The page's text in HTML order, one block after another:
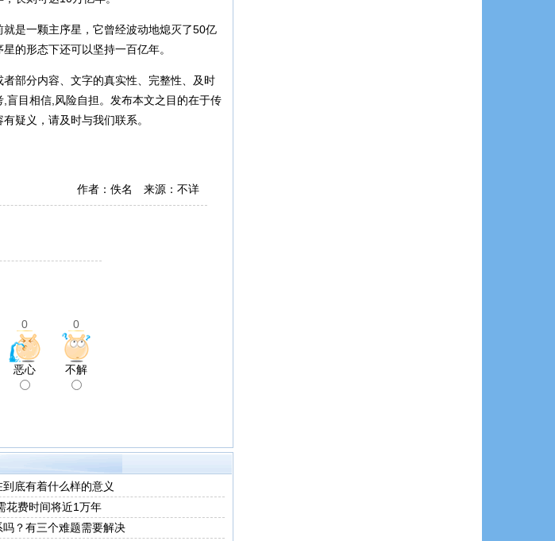
是一颗主序星，它曾经波动地熄灭了50亿
的形态下还可以坚持一百亿年。
部分内容、文字的真实性、完整性、及时
盲目相信,风险自担。发布本文之目的在于传
疑义，请及时与我们联系。
作者：佚名 来源：不详
0 0
恶心 不解
底有着什么样的意义
花费时间将近1万年
吗？有三个难题需要解决